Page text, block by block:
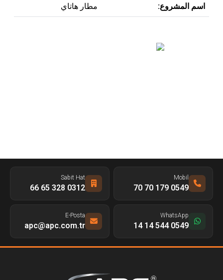
اسم المشروع: مطار هاتاي
Mobil
0549 179 70 70
Sabit Hat
0312 328 65 66
WhatsApp
0549 544 14 14
E-Posta
apc@apc.com.tr